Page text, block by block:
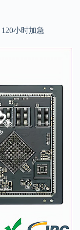
小时加急